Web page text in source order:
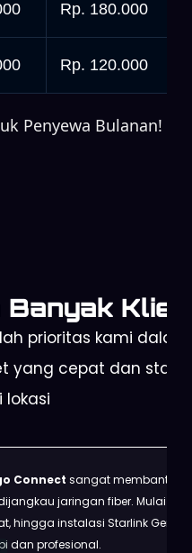
Rp. 180.000
Rp. 120.000
Penyewa Bulanan!
Klien
prioritas kami dalam
yang cepat dan stabil
lokasi
Connect sangat membantu
jaringan fiber. Mulai dari
hingga instalasi Starlink Gen 3
dan profesional.